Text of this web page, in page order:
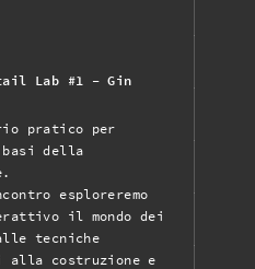
Lab #1 - Gin
pratico per
basi della
esploreremo
il mondo dei
tecniche
alla costruzione e